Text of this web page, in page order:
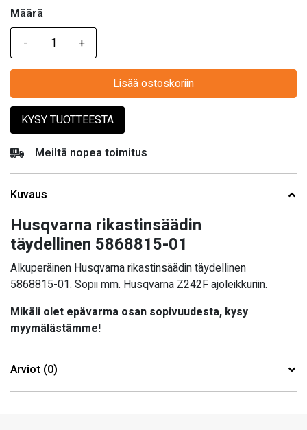
Määrä
Määrä
Lisää ostoskoriin
KYSY TUOTTEESTA
Meiltä nopea toimitus
Kuvaus
Husqvarna rikastinsäädin
täydellinen 5868815-01
Alkuperäinen Husqvarna rikastinsäädin täydellinen
5868815-01. Sopii mm. Husqvarna Z242F ajoleikkuriin.
Mikäli olet epävarma osan sopivuudesta, kysy
myymälästämme!
Arviot (0)